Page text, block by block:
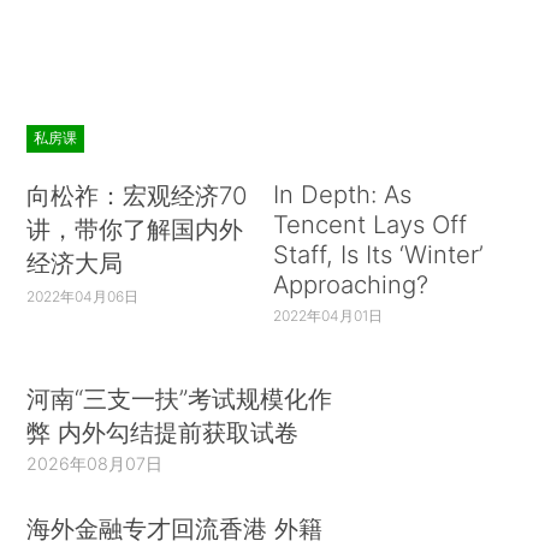
私房课
向松祚：宏观经济70
讲，带你了解国内外
经济大局
2022年04月06日
In Depth: As
Tencent Lays Off
Staff, Is Its ‘Winter’
Approaching?
2022年04月01日
河南“三支一扶”考试规模化作
弊 内外勾结提前获取试卷
2026年08月07日
海外金融专才回流香港 外籍